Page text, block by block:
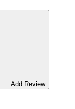
Add Review